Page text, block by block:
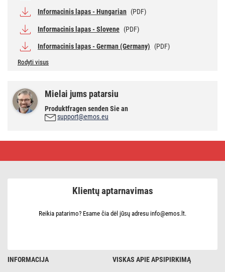
Informacinis lapas - Hungarian (PDF)
Informacinis lapas - Slovene (PDF)
Informacinis lapas - German (Germany) (PDF)
Rodyti visus
Mielai jums patarsiu
Produktfragen senden Sie an
support@emos.eu
Šaltai
balta
INFORMACIJA VISKAS APIE APSIPIRKIMĄ
Klientų aptarnavimas
Reikia patarimo? Esame čia dėl jūsų adresu info@emos.lt.